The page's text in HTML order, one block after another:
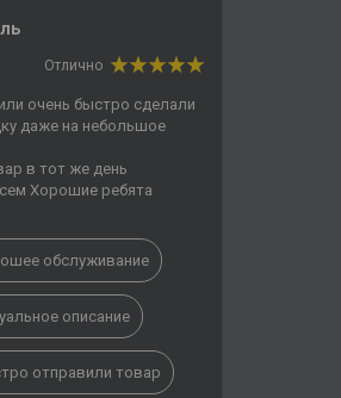
Отлично
очень быстро сделали
даже на небольшое
в тот же день
Хорошие ребята
обслуживание
описание
отправили товар